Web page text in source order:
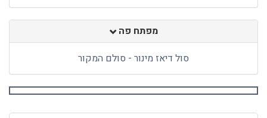
מפתח פה
סול דיאז מינור - סולם המקור